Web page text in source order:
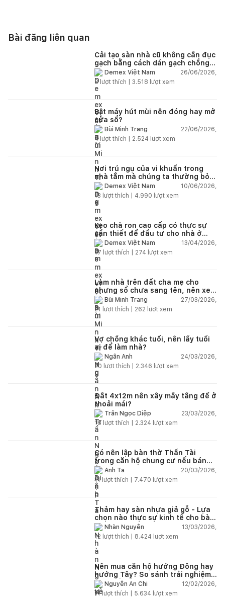
Bài đăng liên quan
Cải tạo sàn nhà cũ không cần đục
gạch bằng cách dán gạch chồng
gạch có được không?
Demex Việt Nam
26/06/2026,
8lượt thích | 3.518 lượt xem
Bật máy hút mùi nên đóng hay mở
cửa sổ?
Bùi Minh Trang
22/06/2026,
4lượt thích | 2.524 lượt xem
Nơi trú ngụ của vi khuẩn trong
nhà tắm mà chúng ta thường bỏ
quaDemex Việt Nam
10/06/2026,
13 lượt thích | 4.990 lượt xem
Keo chà ron cao cấp có thực sự
cần thiết để đầu tư cho nhà ở
dân dụng?
Demex Việt Nam
13/04/2026,
17 lượt thích | 274 lượt xem
Làm nhà trên đất cha mẹ cho
nhưng sổ chưa sang tên, nên xem
tuổi ai?
Bùi Minh Trang
27/03/2026,
21
lượt thích | 262 lượt xem
Vợ chồng khác tuổi, nên lấy tuổi
ai để làm nhà?
Ngân Anh
24/03/2026,
20 lượt thích | 2.346 lượt xem
Đất 4x12m nên xây mấy tầng để ở
thoải mái?
Trần Ngọc Diệp
23/03/2026,
18 lượt thích | 2.324 lượt xem
Có nên lập bàn thờ Thần Tài
trong căn hộ chung cư nếu bán
hàng online?
Anh Ta
20/03/2026,
11lượt thích | 7.470 lượt xem
Thảm hay sàn nhựa giả gỗ - Lựa
chọn nào thực sự kinh tế cho bài
toán lâu dài?
Nhàn Nguyễn
13/03/2026,
12 lượt thích | 8.424 lượt xem
Nên mua căn hộ hướng Đông hay
hướng Tây? So sánh trải nghiệm
thực tế để chọn đúng ngay từ
đầu
Nguyễn An Chi
12/02/2026,
11lượt thích | 5.634 lượt xem